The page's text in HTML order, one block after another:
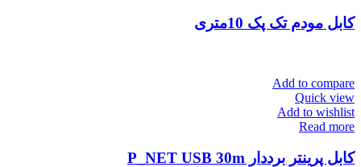
کابل مودم تک پک 10متری
Add to compare
Quick view
Add to wishlist
Read more
کابل پرینتر برددار P_NET USB 30m